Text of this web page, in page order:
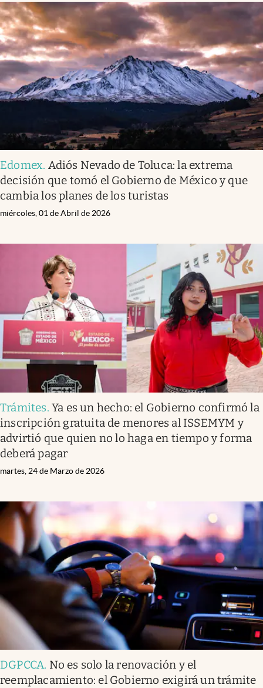
Edomex. Adiós Nevado de Toluca: la extrema
decisión que tomó el Gobierno de México y que
cambia los planes de los turistas
miércoles, 01 de Abril de 2026
Trámites.Ya es un hecho: el Gobierno confirmó la
inscripción gratuita de menores al ISSEMYM y
advirtió que quien no lo haga en tiempo y forma
deberá pagar
martes, 24 de Marzo de 2026
DGPCCA. No es solo la renovación y el
reemplacamiento: el Gobierno exigirá un trámite